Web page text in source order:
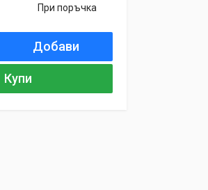
При поръчка
Добави
Купи